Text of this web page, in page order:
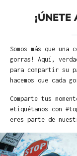
Somos más que una
gorras! Aquí,
para compartir su
hacemos que cada
Comparte tus
etiquétanos con
eres parte de